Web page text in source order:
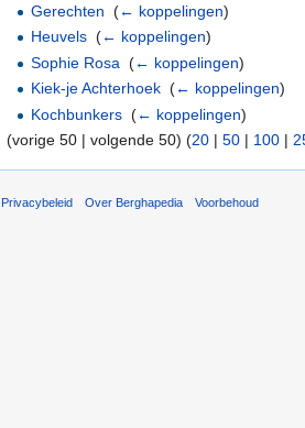
Gerechten ‎(← koppelingen)
Heuvels ‎(← koppelingen)
Sophie Rosa ‎(← koppelingen)
Kiek-je Achterhoek ‎(← koppelingen)
Kochbunkers ‎(← koppelingen)
(vorige 50 | volgende 50) (20 | 50 | 100 |
Privacybeleid Over Berghapedia Voorbehoud